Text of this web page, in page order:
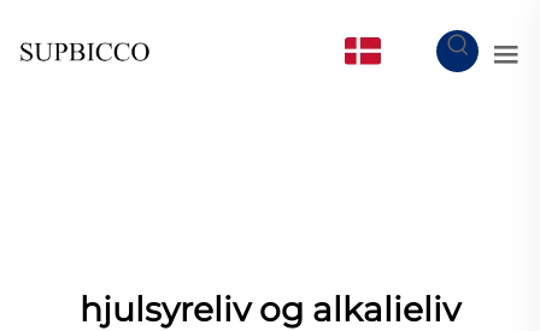
hjulsyreliv og alkalieliv